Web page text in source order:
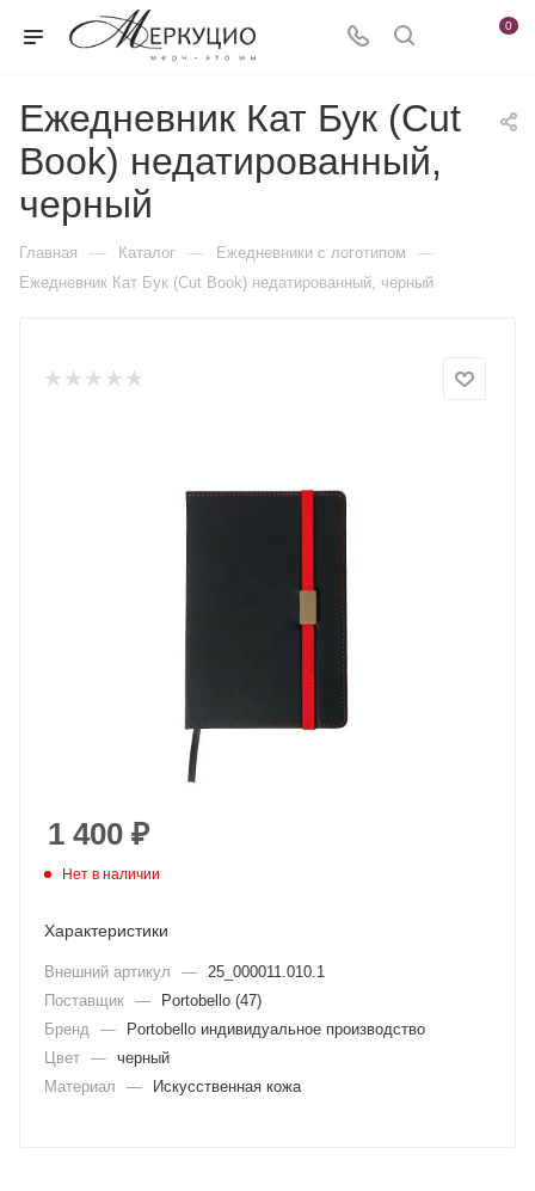
0
Ежедневник Кат Бук (Cut
Book) недатированный,
черный
Главная — Каталог — Ежедневники c логотипом —
Ежедневник Кат Бук (Cut Book) недатированный, черный
1 400 ₽
Нет в наличии
Характеристики
Внешний артикул —
25_000011.010.1
Поставщик —
Portobello (47)
Бренд
—
Portobello индивидуальное производство
Цвет — черный
Материал
— Искусственная кожа